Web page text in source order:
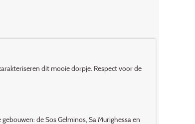
dit mooie dorpje. Respect voor de
de Sos Gelminos, Sa Murighessa en